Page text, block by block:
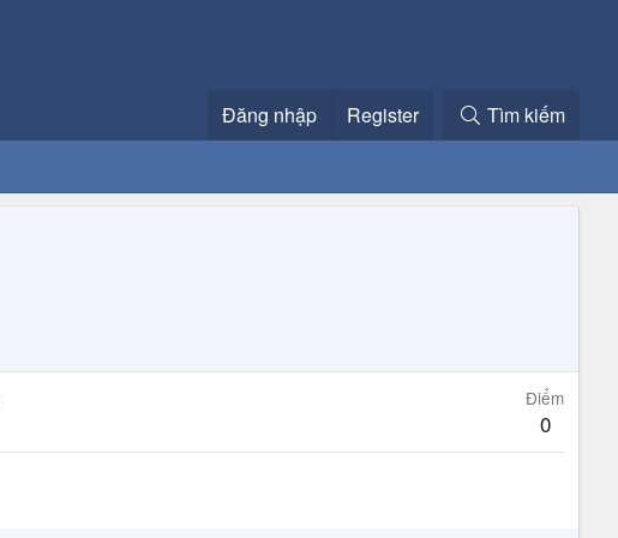
Đăng nhập Register Tìm kiếm
Điểm
0